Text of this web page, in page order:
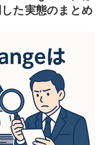
た実態のまとめ